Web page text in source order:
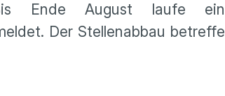
Ende August laufe ein
Der Stellenabbau betreffe